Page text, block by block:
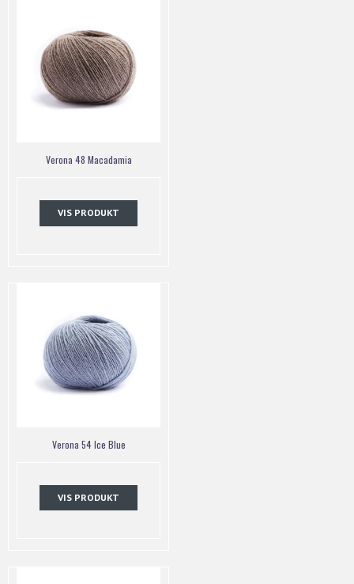
Verona 48 Macadamia
VIS PRODUKT
Verona 54 Ice Blue
VIS PRODUKT